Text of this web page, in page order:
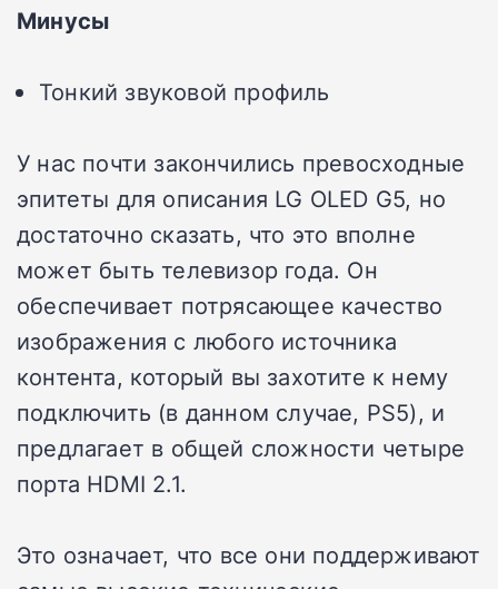
Минусы
Тонкий звуковой профиль
У нас почти закончились превосходные
эпитеты для описания LG OLED G5, но
достаточно сказать, что это вполне
может быть телевизор года. Он
обеспечивает потрясающее качество
изображения с любого источника
контента, который вы захотите к нему
подключить (в данном случае, PS5), и
предлагает в общей сложности четыре
порта HDMI 2.1.
Это означает, что все они поддерживают